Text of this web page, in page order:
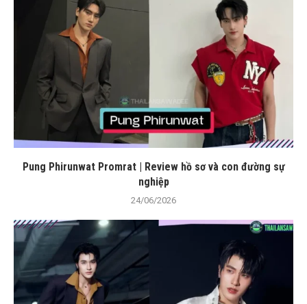
Pung Phirunwat Promrat | Review hồ sơ và con đường sự
nghiệp
24/06/2026